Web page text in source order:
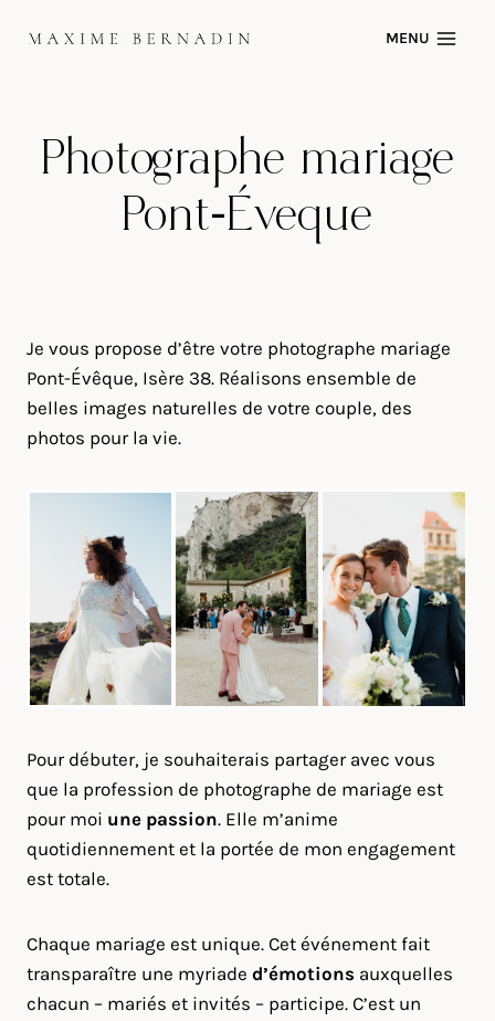
MENU
Photographe mariage
Pont-Évêque
Je vous propose d’être votre photographe mariage
Pont-Évêque, Isère 38. Réalisons ensemble de
belles images naturelles de votre couple, des
photos pour la vie.
Pour débuter, je souhaiterais partager avec vous
que la profession de photographe de mariage est
pour moi une passion. Elle m’anime
quotidiennement et la portée de mon engagement
est totale.
Chaque mariage est unique. Cet événement fait
transparaître une myriade d’émotions auxquelles
chacun – mariés et invités – participe. C’est un